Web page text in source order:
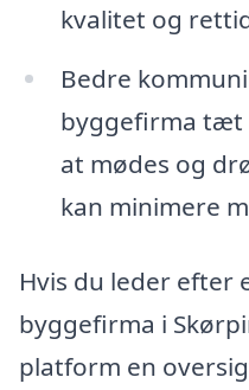
kvalitet og
Bedre
byggefirma tæt
at mødes og
kan minimere
Hvis du leder efter
byggefirma i
platform en